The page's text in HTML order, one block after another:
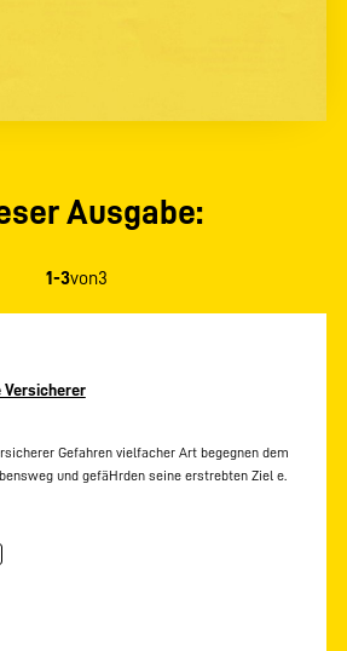
Ausgabe:
1-3von3
Versicherer
Gefahren vielfacher Art begegnen dem
und gefäHrden seine erstrebten Ziel e.